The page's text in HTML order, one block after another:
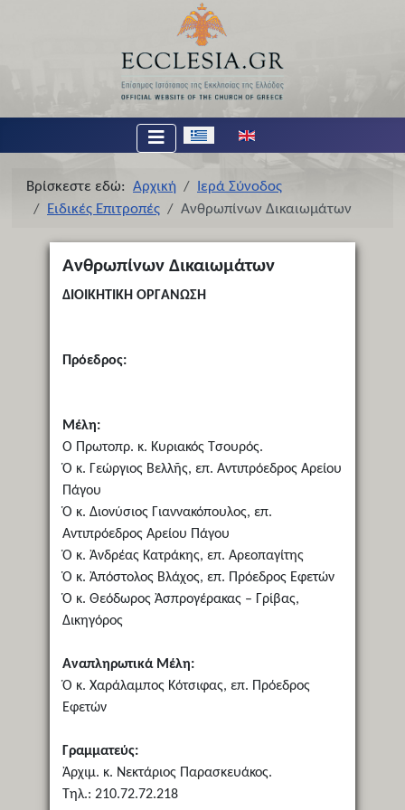
Επιλέξτε τη γλώσσα σας
Βρίσκεστε εδώ: Αρχική
Ιερά Σύνοδος
Ειδικές Επιτροπές
Ανθρωπίνων Δικαιωμάτων
Ανθρωπίνων Δικαιωμάτων
ΔΙΟΙΚΗΤΙΚΗ ΟΡΓΑΝΩΣΗ
Πρόεδρος:
Μέλη:
Ὁ Πρωτοπρ. κ. Κυριακός Τσουρός.
Ὁ κ. Γεώργιος Βελλῆς, επ. Αντιπρόεδρος Αρείου
Πάγου
Ὁ κ. Διονύσιος Γιαννακόπουλος, επ.
Αντιπρόεδρος Αρείου Πάγου
Ὁ κ. Ἀνδρέας Κατράκης, επ. Αρεοπαγίτης
Ὁ κ. Ἀπόστολος Βλάχος, επ. Πρόεδρος Εφετών
Ὁ κ. Θεόδωρος Ἀσπρογέρακας – Γρίβας,
Δικηγόρος
Αναπληρωτικά Μέλη:
Ὁ κ. Χαράλαμπος Κότσιφας, επ. Πρόεδρος
Εφετών
Γραμματεύς:
Ἀρχιμ. κ. Νεκτάριος Παρασκευάκος.
Τηλ.: 210.72.72.218